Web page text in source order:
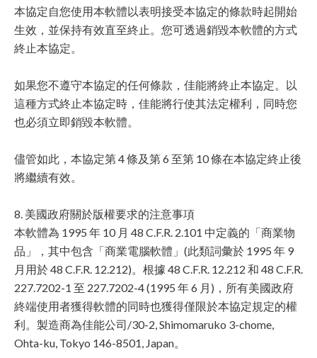
本協定自您使用本軟體以表明接受本協定的條款時起開始
生效，並保持有效直至終止。您可透過銷毀本軟體的方式
終止本協定。
如果您不遵守本協定的任何條款，佳能將終止本協定。以
這種方式終止本協定時，佳能將行使其法定權利，同時您
也必須立即銷毀本軟體。
儘管如此，本協定第 4 條及第 6 至第 10 條在本協定終止後
將繼續有效。
8. 美國政府關於版權要求的注意事項
本軟體為 1995 年 10 月 48 C.F.R. 2.101 中定義的「商業物
品」，其中包含「商業電腦軟體」(此類詞彙於 1995 年 9
月用於 48 C.F.R. 12.212)。根據 48 C.F.R. 12.212 和 48 C.F.R.
227.7202-1 至 227.7202-4 (1995 年 6 月)，所有美國政府
終端使用者獲得軟體的同時也獲得僅限於本協定規定的權
利。製造商為佳能公司/30-2, Shimomaruko 3-chome,
Ohta-ku, Tokyo 146-8501, Japan。